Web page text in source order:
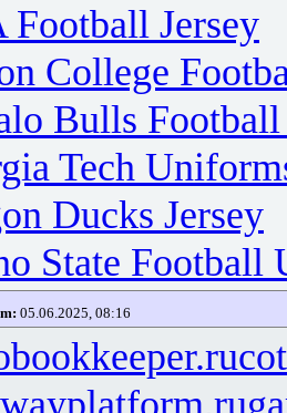
Football Jersey
College
Bulls
Tech
Ducks Jersey
State Football
05.06.2025, 08:16